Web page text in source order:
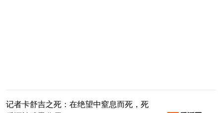
记者卡舒吉之死：在绝望中窒息而死，死